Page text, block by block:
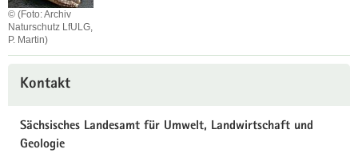
t
i
e
e
© (Foto: Archiv
Naturschutz LfULG,
P. Martin)
t
i
n
Information
Kontakt
Sächsisches Landesamt für Umwelt, Landwirtschaft und
Geologie